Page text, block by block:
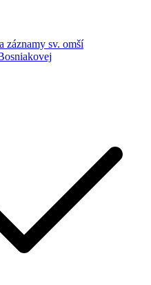
záznamy sv. omší